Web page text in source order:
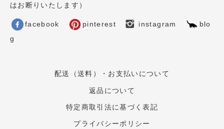
はお断りいたします）
facebook pinterest instagram
blo
g
配送（送料）・お支払いについて
返品について
特定商取引法に基づく表記
プライバシーポリシー